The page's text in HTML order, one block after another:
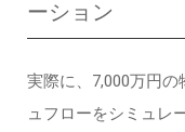
ーション
実際に、7,000万円
ュフローをシミュレ